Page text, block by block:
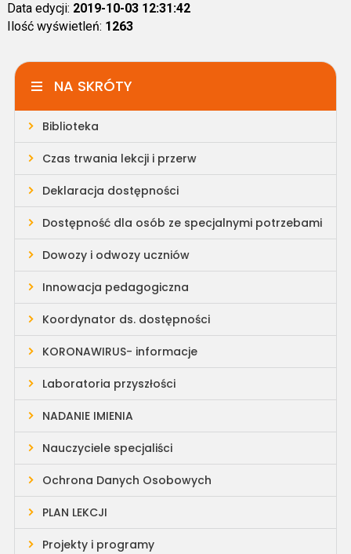
Data edycji: 2019-10-03 12:31:42
Ilość wyświetleń: 1263
NA SKRÓTY
Biblioteka
Czas trwania lekcji i przerw
Deklaracja dostępności
Dostępność dla osób ze specjalnymi potrzebami
Dowozy i odwozy uczniów
Innowacja pedagogiczna
Koordynator ds. dostępności
KORONAWIRUS- informacje
Laboratoria przyszłości
NADANIE IMIENIA
Nauczyciele specjaliści
Ochrona Danych Osobowych
PLAN LEKCJI
Projekty i programy